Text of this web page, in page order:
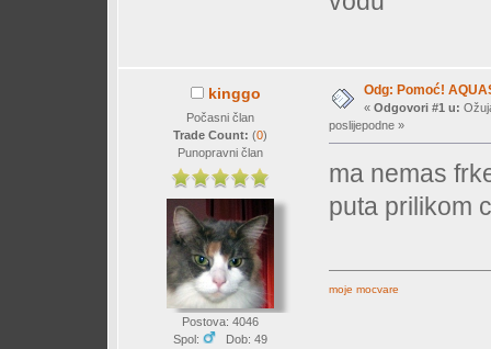
kinggo
Počasni član
Trade Count: (0)
Punopravni član
Postova: 4046
Spol:
Dob: 49
Odg: Pomoć!
« Odgovori #1 u:
poslijepodne »
ma nemas
puta prilikom
moje mocvare